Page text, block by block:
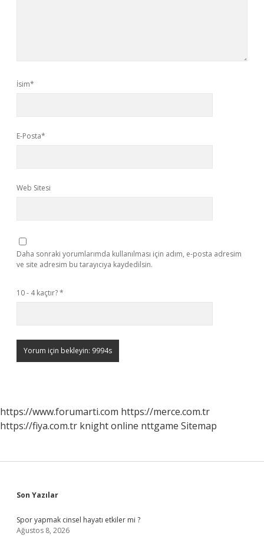
İsim*
E-Posta*
Web Sitesi
Daha sonraki yorumlarımda kullanılması için adım, e-posta adresim
ve site adresim bu tarayıcıya kaydedilsin.
10 - 4 kaçtır?*
https://www.forumarti.com https://merce.com.tr
https://fiya.com.tr knight online nttgame Sitemap
Sidebar
Son Yazılar
Spor yapmak cinsel hayatı etkiler mi ?
Ağustos 8, 2026